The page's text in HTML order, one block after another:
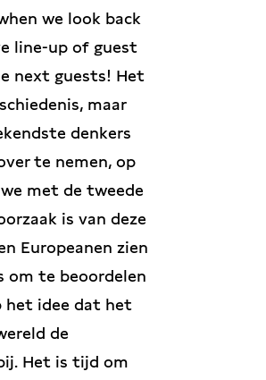
we look back
line-up of guest
next guests! Het
maar
denkers
te nemen, op
met de tweede
is van deze
Europeanen zien
om te beoordelen
het idee dat het
de
Het is tijd om